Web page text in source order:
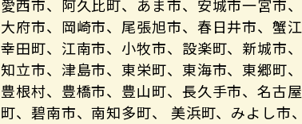
愛西市、阿久比町、あま市、安城市一宮市
大府市、岡崎市、尾張旭市、春日井市、蟹
幸田町、江南市、小牧市、設楽町、新城市
知立市、津島市、東栄町、東海市、東郷町
豊根村、豊橋市、豊山町、長久手市、名古
町、碧南市、南知多町、 美浜町、みよし市